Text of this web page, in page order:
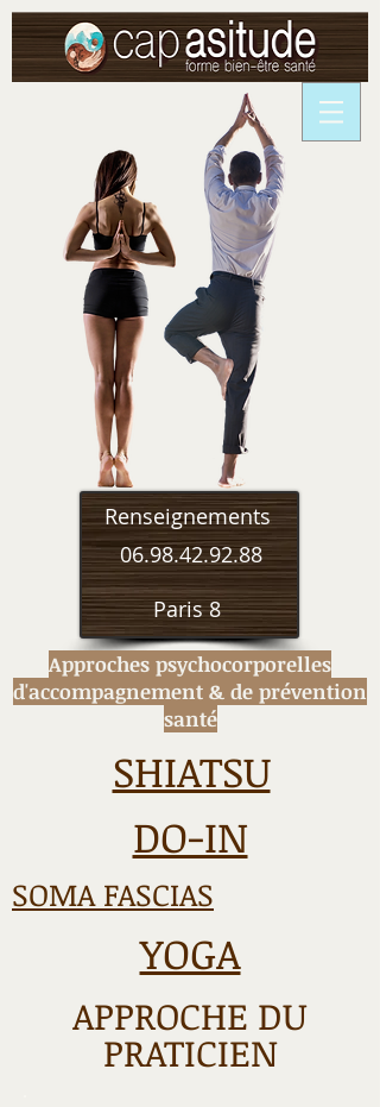
06.98.42.92.88
Renseignements
Paris 8
Approches psychocorporelles
d'accompagnement & de prévention
santé
SHIATSU
DO-IN
SOMA FASCIAS
YOGA
APPROCHE DU
PRATICIEN